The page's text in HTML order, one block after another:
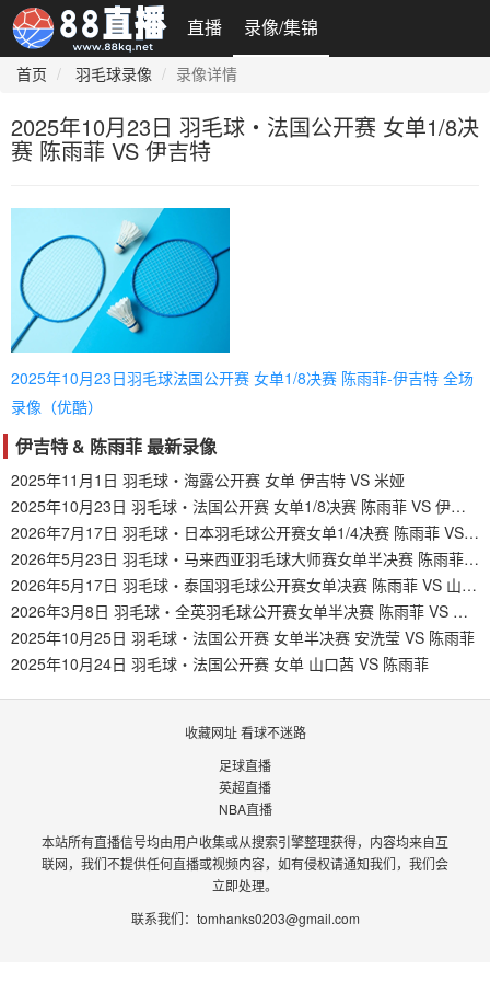
直播 录像/集锦
首页 羽毛球录像 录像详情
2025年10月23日 羽毛球・法国公开赛 女单1/8决
赛 陈雨菲 VS 伊吉特
2025年10月23日羽毛球法国公开赛 女单1/8决赛 陈雨菲-伊吉特 全场
录像（优酷）
伊吉特 & 陈雨菲 最新录像
2025年11月1日 羽毛球・海露公开赛 女单 伊吉特 VS 米娅
2025年10月23日 羽毛球・法国公开赛 女单1/8决赛 陈雨菲 VS 伊吉特
2026年7月17日 羽毛球・日本羽毛球公开赛女单1/4决赛 陈雨菲 VS 申玉静
2026年5月23日 羽毛球・马来西亚羽毛球大师赛女单半决赛 陈雨菲 VS 明地阳菜
2026年5月17日 羽毛球・泰国羽毛球公开赛女单决赛 陈雨菲 VS 山口茜
2026年3月8日 羽毛球・全英羽毛球公开赛女单半决赛 陈雨菲 VS 待定
2025年10月25日 羽毛球・法国公开赛 女单半决赛 安洗莹 VS 陈雨菲
2025年10月24日 羽毛球・法国公开赛 女单 山口茜 VS 陈雨菲
收藏网址 看球不迷路
足球直播
英超直播
NBA直播
本站所有直播信号均由用户收集或从搜索引擎整理获得，内容均来自互
联网，我们不提供任何直播或视频内容，如有侵权请通知我们，我们会
立即处理。
联系我们： tomhanks0203@gmail.com